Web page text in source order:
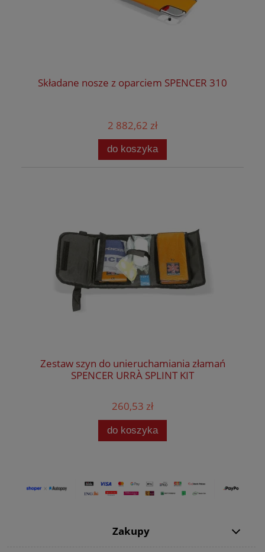
Składane nosze z oparciem SPENCER 310
2 882,62 zł
do koszyka
Zestaw szyn do unieruchamiania złamań
SPENCER URRÀ SPLINT KIT
260,53 zł
do koszyka
Zakupy